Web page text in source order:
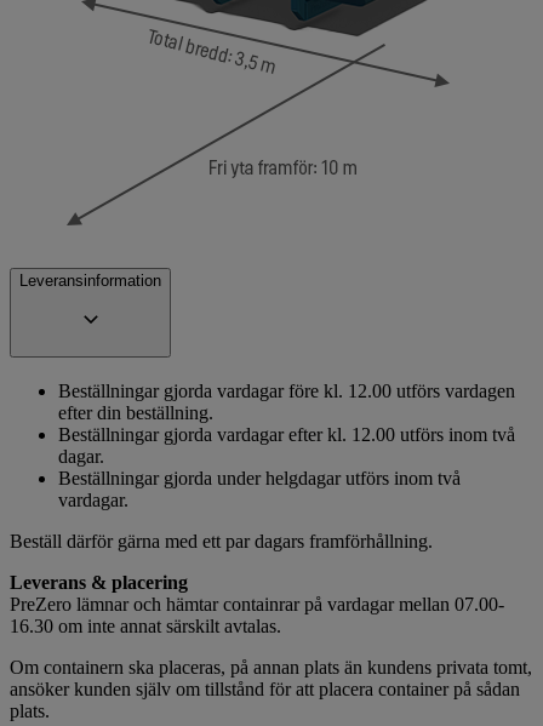
Leveransinformation
Beställningar gjorda vardagar före kl. 12.00 utförs vardagen
efter din beställning.
Beställningar gjorda vardagar efter kl. 12.00 utförs inom två
dagar.
Beställningar gjorda under helgdagar utförs inom två
vardagar.
Beställ därför gärna med ett par dagars framförhållning.
Leverans & placering
PreZero lämnar och hämtar containrar på vardagar mellan 07.00-
16.30 om inte annat särskilt avtalas.
Om containern ska placeras, på annan plats än kundens privata tomt,
ansöker kunden själv om tillstånd för att placera container på sådan
plats.